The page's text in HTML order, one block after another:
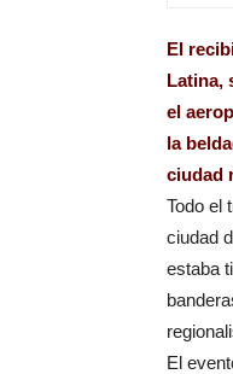
El
Latina,
el
la
ciudad
Todo el
ciudad
estaba
El